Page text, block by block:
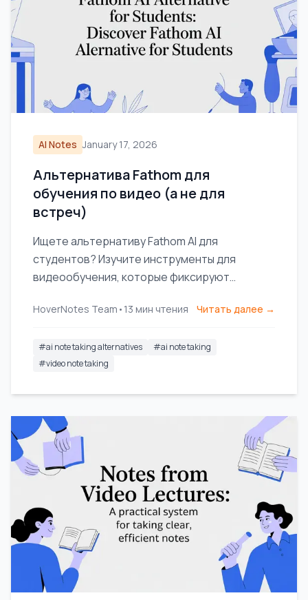
AI Notes January 17, 2026
Альтернатива Fathom для
обучения по видео (а не для
встреч)
Ищете альтернативу Fathom AI для
студентов? Изучите инструменты для
видеообучения, которые фиксируют
расшифровки, для YouTube и Coursera.
HoverNotes Team • 13 мин чтения Читать далее →
#ai note taking alternatives #ai note taking
#video note taking